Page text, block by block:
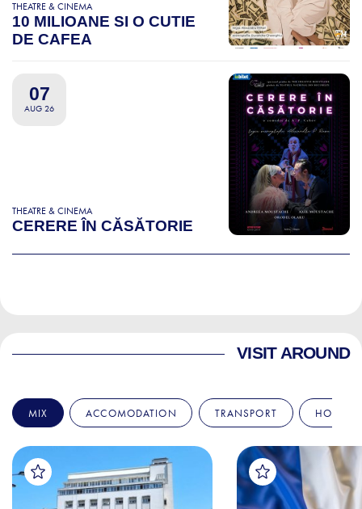
THEATRE & CINEMA
10 MILIOANE SI O CUTIE
DE CAFEA
07
AUG 26
THEATRE & CINEMA
CERERE ÎN CĂSĂTORIE
VISIT AROUND
MIX ACCOMODATION TRANSPORT